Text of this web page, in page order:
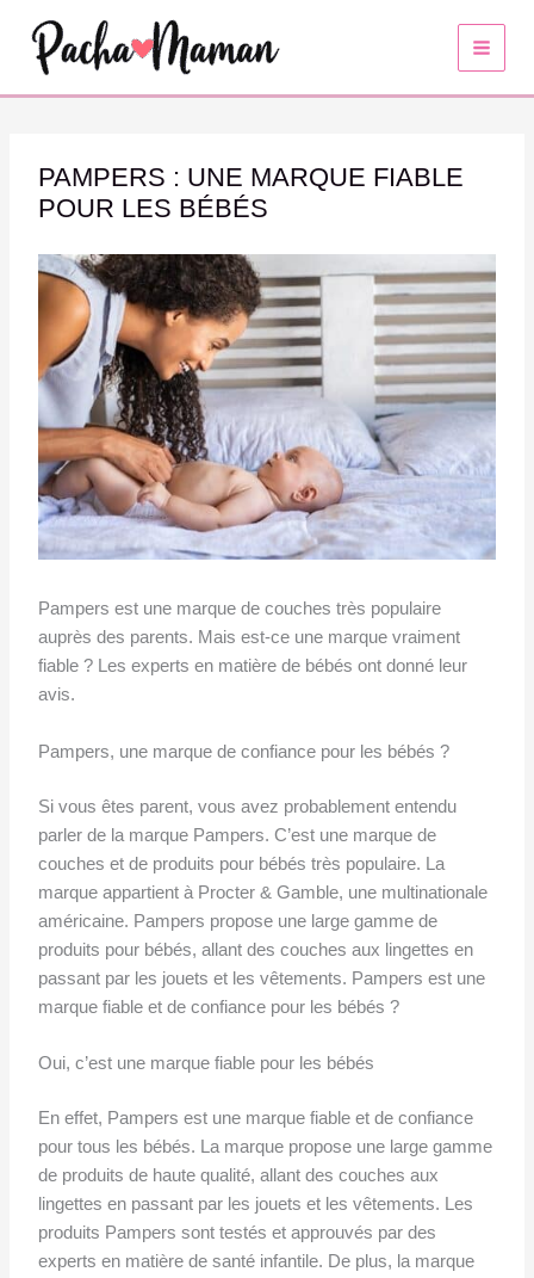
contenu
PAMPERS : UNE MARQUE FIABLE
POUR LES BÉBÉS
Pampers est une marque de couches très populaire
auprès des parents. Mais est-ce une marque vraiment
fiable ? Les experts en matière de bébés ont donné leur
avis.
Pampers, une marque de confiance pour les bébés ?
Si vous êtes parent, vous avez probablement entendu
parler de la marque Pampers. C’est une marque de
couches et de produits pour bébés très populaire. La
marque appartient à Procter & Gamble, une multinationale
américaine. Pampers propose une large gamme de
produits pour bébés, allant des couches aux lingettes en
passant par les jouets et les vêtements. Pampers est une
marque fiable et de confiance pour les bébés ?
Oui, c’est une marque fiable pour les bébés
En effet, Pampers est une marque fiable et de confiance
pour tous les bébés. La marque propose une large gamme
de produits de haute qualité, allant des couches aux
lingettes en passant par les jouets et les vêtements. Les
produits Pampers sont testés et approuvés par des
experts en matière de santé infantile. De plus, la marque